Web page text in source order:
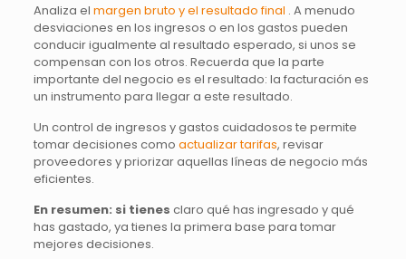
Analiza el margen bruto y el resultado final . A menudo
desviaciones en los ingresos o en los gastos pueden
conducir igualmente al resultado esperado, si unos se
compensan con los otros. Recuerda que la parte
importante del negocio es el resultado: la facturación es
un instrumento para llegar a este resultado.
Un control de ingresos y gastos cuidadosos te permite
tomar decisiones como actualizar tarifas, revisar
proveedores y priorizar aquellas líneas de negocio más
eficientes.
En resumen: si tienes claro qué has ingresado y qué
has gastado, ya tienes la primera base para tomar
mejores decisiones.